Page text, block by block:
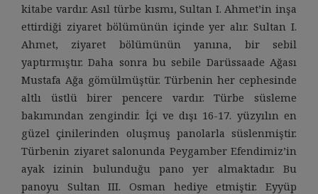
kitabe vardır. Asıl türbe kısmı, Sultan I. Ahmet’in inşa
ettirdiği ziyaret bölümünün içinde yer alır. Sultan I.
Ahmet, ziyaret bölümünün yanına, bir sebil
yaptırmıştır. Daha sonra bu sebile Darüssaade Ağası
Mustafa Ağa gömülmüştür. Türbenin her cephesinde
altlı üstlü birer pencere vardır. Türbe süsleme
bakımından zengindir. İçi ve dışı 16-17. yüzyılın en
güzel çinilerinden oluşmuş panolarla süslenmiştir.
Türbenin ziyaret salonunda Peygamber Efendimiz’in
ayak izinin bulunduğu pano yer almaktadır. Bu
panoyu Sultan III. Osman hediye etmiştir. Eyyüp